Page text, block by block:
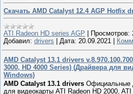
Скачать AMD Catalyst 12.4 AGP Hotfix
ATI Radeon HD series AGP Просмотров:
Добавил: drivers Дата: 20.09.2021
AMD Catalyst 13.1 drivers
3000, HD 4000 Series) (Драйвера для
Windows)
AMD Catalyst 13.1 drivers Официальные
для видеокарты ATI Radeon HD 2000,